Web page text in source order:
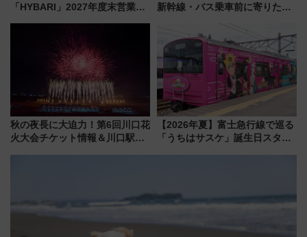
「HYBARI」2027年度末営業運
で水素利活用が加速
新幹線・バス乗車前に寄りたい
やり＆スタミナグルメ」6選【新
店舗も！】
秋の夜長に大迫力！第6回川口花
火大会チケット情報＆川口駅か
【2026年夏】富士急行線で巡る
「うちはサスケ」誕生日スタン